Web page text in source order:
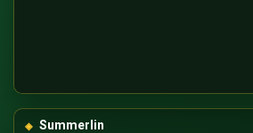
Summerlin